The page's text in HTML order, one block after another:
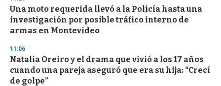
Una moto requerida llevó a la Policía hasta una
investigación por posible tráfico interno de
armas en Montevideo
11:06
Natalia Oreiro y el drama que vivió a los 17 años
cuando una pareja aseguró que era su hija: “Crecí
de golpe”